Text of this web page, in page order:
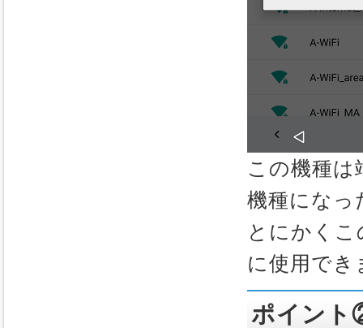
この機種は
機種になっ
とにかく
に使用でき
ポイント